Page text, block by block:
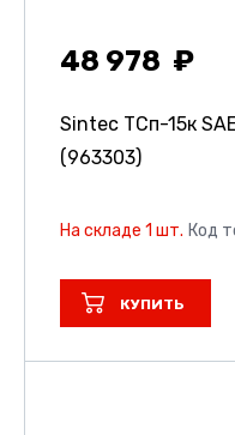
48 978
Sintec ТСп-15к
(963303)
На складе 1 шт. Код
КУПИТЬ